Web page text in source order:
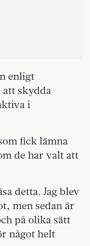
enligt
att skydda
i
fick lämna
de har valt att
detta. Jag blev
men sedan är
på olika sätt
något helt